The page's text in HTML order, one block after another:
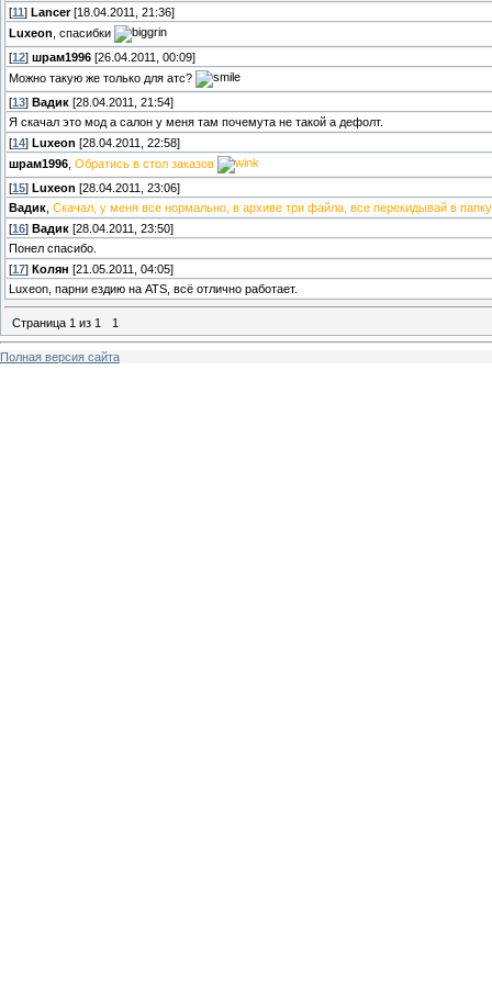
[11 ] Lancer[18.04.2011, 21:36]
Luxeon , спасибки
[12] шрам1996 [26.04.2011, 00:09]
Можно такую же только для атс?
[13] Вадик [28.04.2011, 21:54]
Я скачал это мод а салон у меня там почемута не такой а дефолт.
[14] Luxeon [28.04.2011, 22:58]
шрам1996 Обратись в стол заказов
[15] Luxeon [28.04.2011, 23:06]
Вадик Скачал, у меня все нормально, в архиве три файла, все перекидывай в
[16] Вадик [28.04.2011, 23:50]
Понел спасибо.
[17] Колян [21.05.2011, 04:05]
Luxeon, парни ездию на ATS, всё отлично работает.
Страница 1 из 1 1
Полная версия сайта